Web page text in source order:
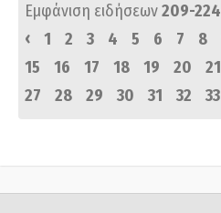
Εμφάνιση ειδήσεων209-224
‹
1 2 3 4 5 6 7 8
15
16 17 18 19 20 21
27
28 29 30 31 32 33